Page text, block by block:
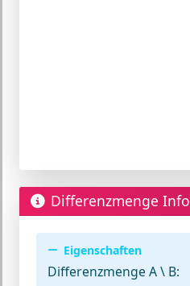
Differenzmenge Info
Eigenschaften
Differenzmenge A \ B: